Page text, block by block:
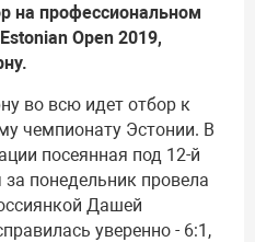
на профессиональном
Open 2019,
во всю идет отбор к
чемпионату Эстонии. В
посеянная под 12-й
понедельник провела
Дашей
уверенно - 6:1,